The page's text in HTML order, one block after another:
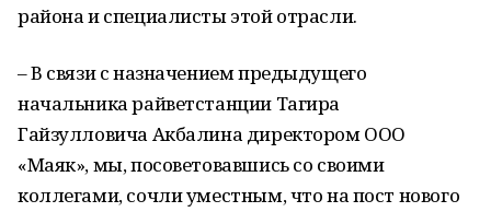
района и специалисты этой отрасли.
– В связи с назначением предыдущего
начальника райветстанции Тагира
Гайзулловича Акбалина директором ООО
«Маяк», мы, посоветовавшись со своими
коллегами, сочли уместным, что на пост нового